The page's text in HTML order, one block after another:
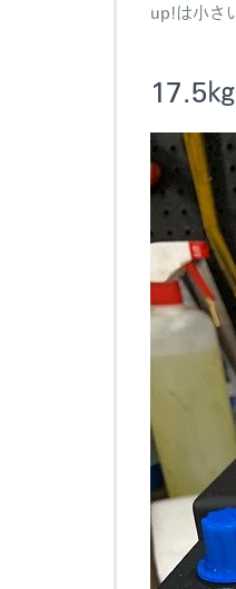
up!は小さ
17.5